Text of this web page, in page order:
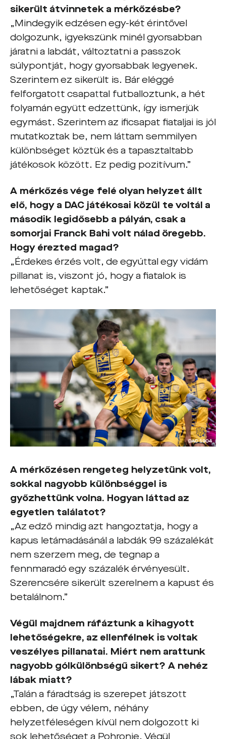
sikerült átvinnetek a mérkőzésbe?
„Mindegyik edzésen egy-két érintővel
dolgozunk, igyekszünk minél gyorsabban
járatni a labdát, változtatni a passzok
súlypontját, hogy gyorsabbak legyenek.
Szerintem ez sikerült is. Bár eléggé
felforgatott csapattal futballoztunk, a hét
folyamán együtt edzettünk, így ismerjük
egymást. Szerintem az ificsapat fiataljai is jól
mutatkoztak be, nem láttam semmilyen
különbséget köztük és a tapasztaltabb
játékosok között. Ez pedig pozitívum.”
A mérkőzés vége felé olyan helyzet állt
elő, hogy a DAC játékosai közül te voltál a
második legidősebb a pályán, csak a
somorjai Franck Bahi volt nálad öregebb.
Hogy érezted magad?
„Érdekes érzés volt, de egyúttal egy vidám
pillanat is, viszont jó, hogy a fiatalok is
lehetőséget kaptak.”
A mérkőzésen rengeteg helyzetünk volt,
sokkal nagyobb különbséggel is
győzhettünk volna. Hogyan láttad az
egyetlen találatot?
„Az edző mindig azt hangoztatja, hogy a
kapus letámadásánál a labdák 99 százalékát
nem szerzem meg, de tegnap a
fennmaradó egy százalék érvényesült.
Szerencsére sikerült szerelnem a kapust és
betalálnom.”
Végül majdnem ráfáztunk a kihagyott
lehetőségekre, az ellenfélnek is voltak
veszélyes pillanatai. Miért nem arattunk
nagyobb gólkülönbségű sikert? A nehéz
lábak miatt?
„Talán a fáradtság is szerepet játszott
ebben, de úgy vélem, néhány
helyzetféleségen kívül nem dolgozott ki
sok lehetőséget a Pohronie. Végül